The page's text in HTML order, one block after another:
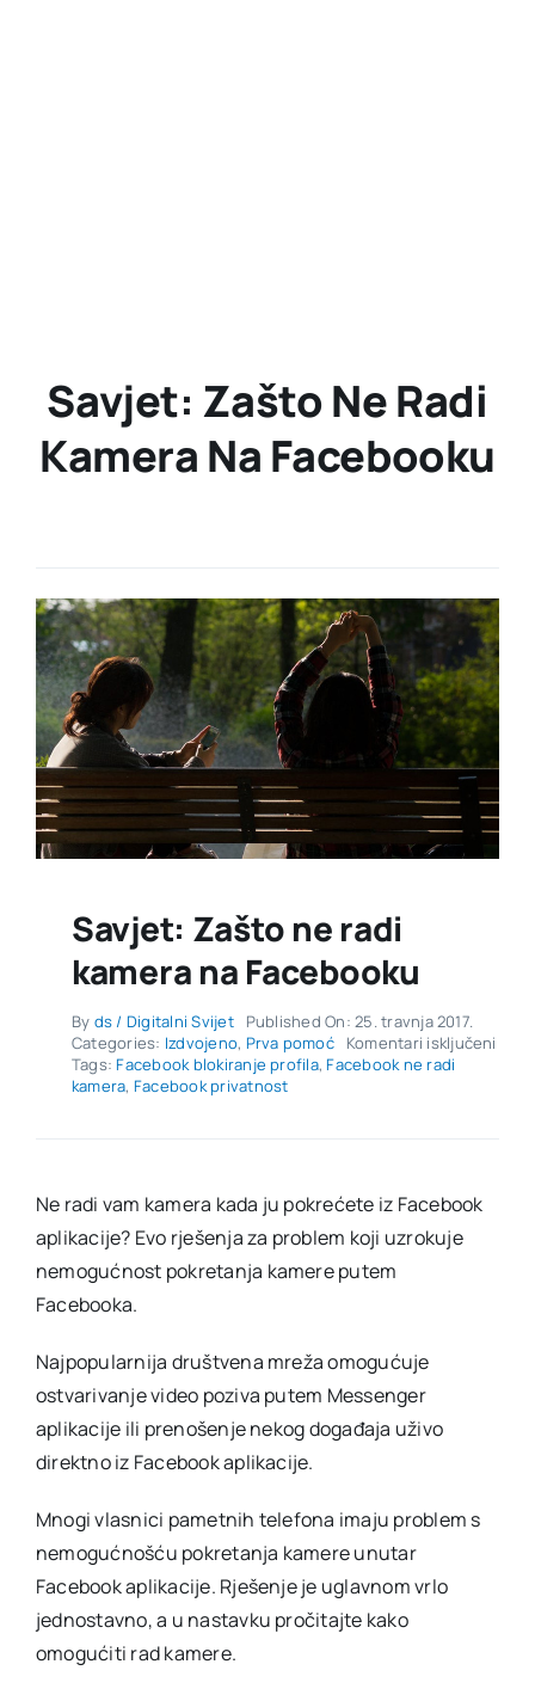
Savjet: Zašto Ne Radi
Kamera Na Facebooku
Savjet: Zašto ne radi
kamera na Facebooku
By ds / Digitalni Svijet
Published On: 25. travnja 2017.
Categories: Izdvojeno, Prva pomoć Komentari isključeni
Tags:Facebook blokiranje profila,Facebook ne radi
kamera, Facebook privatnost
Ne radi vam kamera kada ju pokrećete iz Facebook
aplikacije? Evo rješenja za problem koji uzrokuje
nemogućnost pokretanja kamere putem
Facebooka.
Najpopularnija društvena mreža omogućuje
ostvarivanje video poziva putem Messenger
aplikacije ili prenošenje nekog događaja uživo
direktno iz Facebook aplikacije.
Mnogi vlasnici pametnih telefona imaju problem s
nemogućnošću pokretanja kamere unutar
Facebook aplikacije. Rješenje je uglavnom vrlo
jednostavno, a u nastavku pročitajte kako
omogućiti rad kamere.